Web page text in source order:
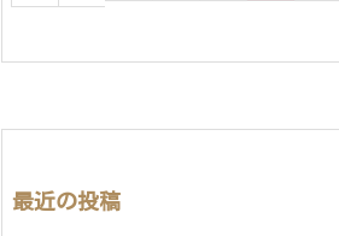
最近の投稿